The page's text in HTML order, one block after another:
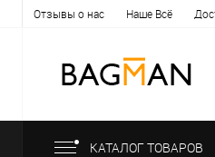
Отзывы о нас Наше Всё
КАТАЛОГ ТОВАРОВ